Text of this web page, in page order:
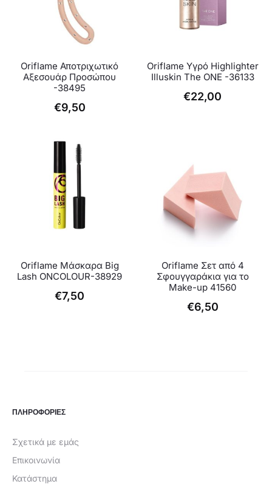
Oriflame Αποτριχωτικό
Αξεσουάρ Προσώπου
-38495
€9,50
Oriflame Υγρό Highlighter
Illuskin The ONE -36133
€22,00
Oriflame Μάσκαρα Big
Lash ONCOLOUR-38929
€7,50
Oriflame Σετ από 4
Σφουγγαράκια για το
Make-up 41560
€6,50
ΠΛΗΡΟΦΟΡΙΕΣ
Σχετικά με εμάς
Επικοινωνία
Κατάστημα